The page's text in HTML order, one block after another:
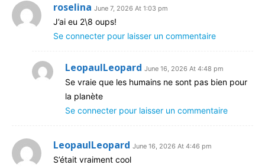
roselina June 7, 2026 At 1:03 pm
J’ai eu 2\8 oups!
Se connecter pour laisser un commentaire
LeopaulLeopard June 16, 2026 At 4:48 pm
Se vraie que les humains ne sont pas bien pour
la planète
Se connecter pour laisser un commentaire
LeopaulLeopard June 16, 2026 At 4:46 pm
S’était vraiment cool